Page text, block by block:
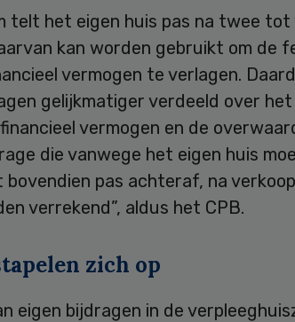
telt het eigen huis pas na twee tot
kan worden gebruikt om de
vermogen te verlagen.
gelijkmatiger verdeeld over het
vermogen en de
die vanwege het eigen huis
pas achteraf, na
verrekend”, aldus het CPB.
zich op
eigen bijdragen in de